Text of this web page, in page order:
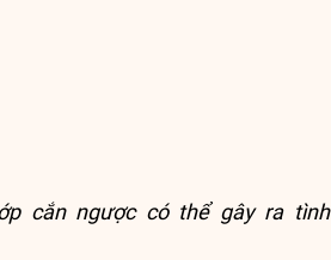
cắn ngược có thể gây ra tình